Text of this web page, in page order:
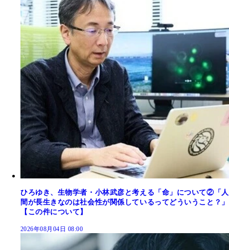
ひろゆき、生物学者・小林武彦と考える「命」について②「人
間が長生きなのは社会性が関係しているってどういうこと？」
【この件について】
2026年08月04日 08:00